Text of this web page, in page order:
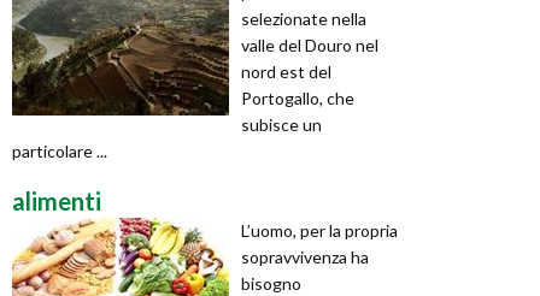
selezionate nella
valle del Douro nel
nord est del
Portogallo, che
subisce un
particolare ...
alimenti
L’uomo, per la propria
sopravvivenza ha
bisogno